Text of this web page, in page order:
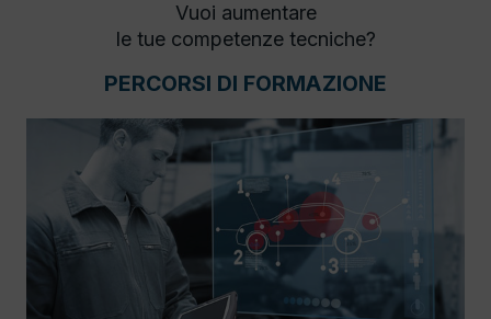
Vuoi aumentare
le tue competenze tecniche?
PERCORSI DI FORMAZIONE